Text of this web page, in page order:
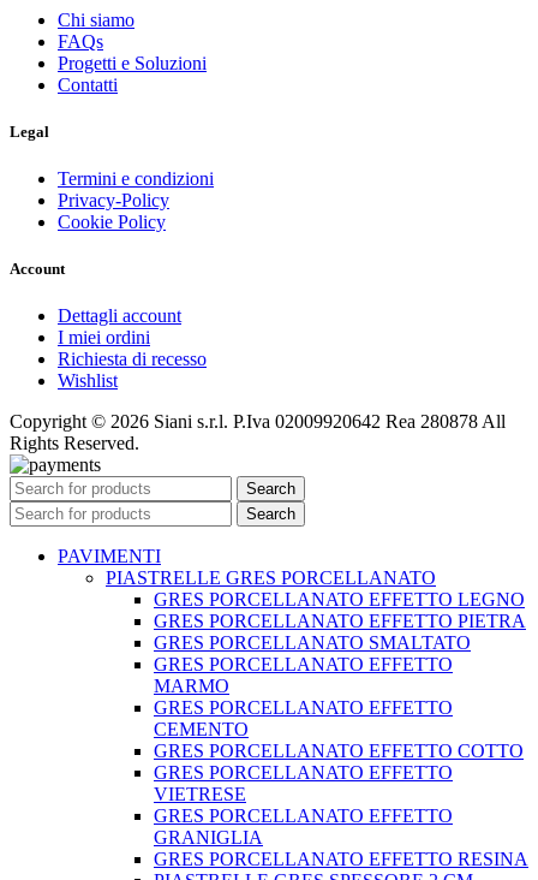
Chi siamo
FAQs
Progetti e Soluzioni
Contatti
Legal
Termini e condizioni
Privacy-Policy
Cookie Policy
Account
Dettagli account
I miei ordini
Richiesta di recesso
Wishlist
Copyright © 2026 Siani s.r.l. P.Iva 02009920642 Rea 280878 All
Rights Reserved.
Search
Search
PAVIMENTI
PIASTRELLE GRES PORCELLANATO
GRES PORCELLANATO EFFETTO LEGNO
GRES PORCELLANATO EFFETTO PIETRA
GRES PORCELLANATO SMALTATO
GRES PORCELLANATO EFFETTO
MARMO
GRES PORCELLANATO EFFETTO
CEMENTO
GRES PORCELLANATO EFFETTO COTTO
GRES PORCELLANATO EFFETTO
VIETRESE
GRES PORCELLANATO EFFETTO
GRANIGLIA
GRES PORCELLANATO EFFETTO RESINA